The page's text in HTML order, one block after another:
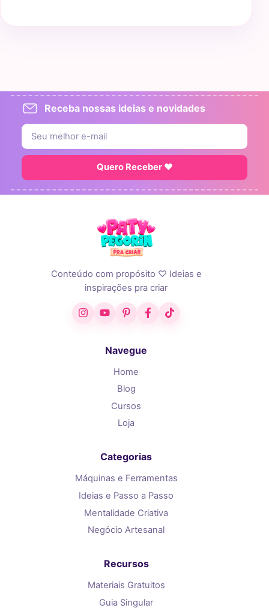
Receba nossas ideias e novidades
Quero Receber ♥
Conteúdo com propósito ♡ Ideias e
inspirações pra criar
InstagramYouTubePinterestFacebook
TikTok
Navegue
Home
Blog
Cursos
Loja
Categorias
Máquinas e Ferramentas
Ideias e Passo a Passo
Mentalidade Criativa
Negócio Artesanal
Recursos
Materiais Gratuitos
Guia Singular